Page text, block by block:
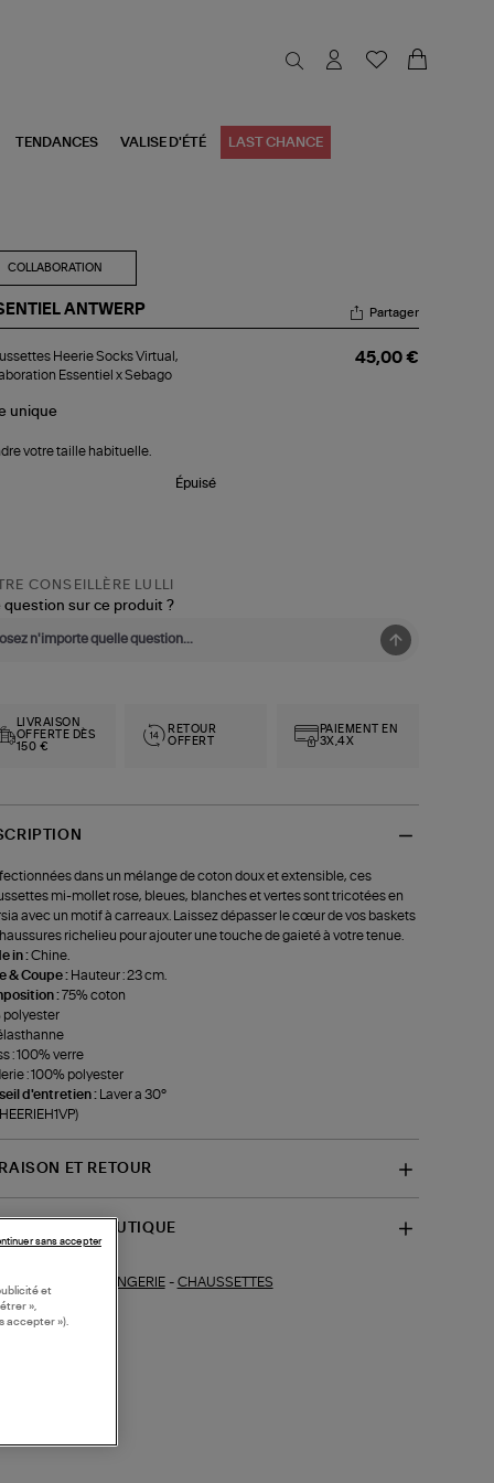
TENDANCES VALISE D'ÉTÉ LAST CHANCE
COLLABORATION
ANTWERP Partager
Heerie Socks Virtual,
Essentiel x Sebago
45,00 €
unique
votre taille habituelle.
Épuisé
CONSEILLÈRE LULLI
question sur ce produit ?
LIVRAISON
OFFERTE DÈS
150 €
RETOUR
OFFERT
PAIEMENT EN
3X,4X
dans un mélange de coton doux et extensible, ces
mi-mollet rose, bleues, blanches et vertes sont tricotées en
avec un motif à carreaux. Laissez dépasser le cœur de vos baskets
richelieu pour ajouter une touche de gaieté à votre tenue.
in :Chine.
& Coupe : Hauteur : 23 cm.
:75% coton
polyester
: 100% verre
: 100% polyester
d'entretien :
Laver a 30°
ET RETOUR
BOUTIQUE
LINGERIE- CHAUSSETTES
et
»,
accepter »).
sans accepter